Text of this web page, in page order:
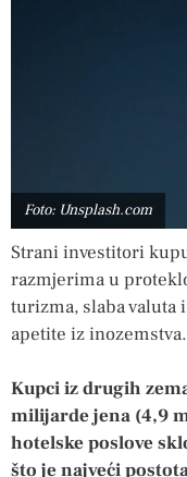
Foto: Unsplash.com
Strani investitori
razmjerima u
turizma, slaba valuta
apetite iz inozemstva.
Kupci iz drugih
milijarde jena (4,9
hotelske poslove
što je najveći